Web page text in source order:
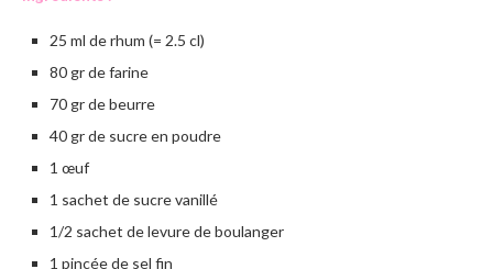
25 ml de rhum (= 2.5 cl)
80 gr de farine
70 gr de beurre
40 gr de sucre en poudre
1 œuf
1 sachet de sucre vanillé
1/2 sachet de levure de boulanger
1 pincée de sel fin